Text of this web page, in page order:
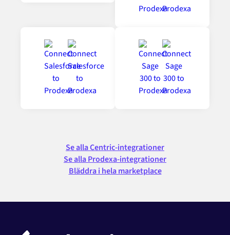
Se alla Centric-integrationer
Se alla Prodexa-integrationer
Bläddra i hela marketplace